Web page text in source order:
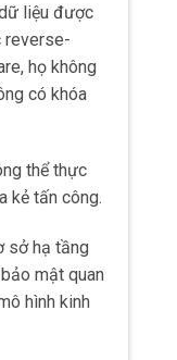
liệu được
reverse-
họ không
có khóa
thể thực
kẻ tấn công.
sở hạ tầng
mật quan
hình kinh